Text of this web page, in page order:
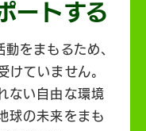
ートする
をまもるため、
けていません。
ない自由な環境
球の未来をまも